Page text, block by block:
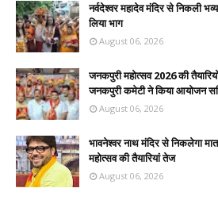
नर्वदेश्वर महादेव मंदिर से निकली
लिया भाग
August 06, 2026
जनकपुरी महोत्सव 2026 की
जनकपुरी कमेटी ने किया आयोजन
August 06, 2026
भावनेश्वर नाथ मंदिर से निकलेगा
महोत्सव की तैयारियां तेज
August 06, 2026